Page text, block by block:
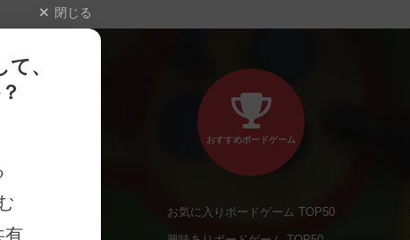
閉じる
、
有
おすすめボードゲーム
お気に入りボードゲーム TOP50